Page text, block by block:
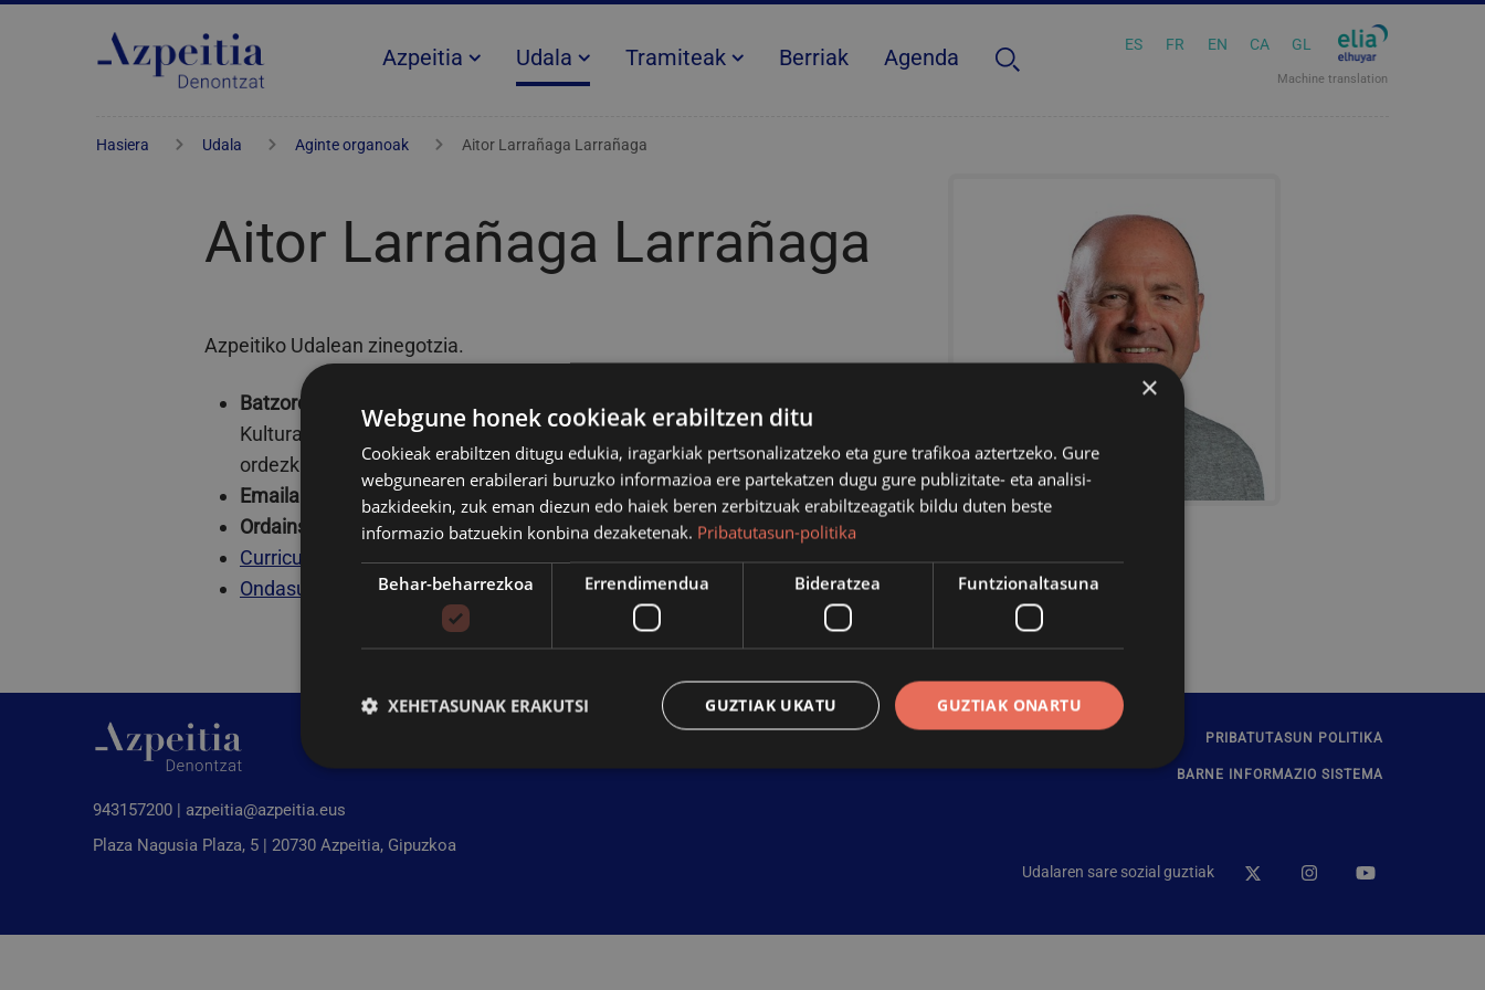
Azpeitia Udala Tramiteak Berriak Agenda ES FR EN CA GL
Machine translation
Hasiera Udala Aginte organoak Aitor Larrañaga Larrañaga
Aitor Larrañaga Larrañaga
Azpeitiko Udalean zinegotzia.
Batzordeburua
: Euskara eta Kultura batzordekidea. 1991tik 1999ra Udaleko
Kultura eta euskara zinegotzia izan da eta 2023a geroztik. Uemako
ordezkaria.
Emaila
ailarranaga@azpeitia.eus
Ordainsariak
: -
Curriculuma
(PDF)
Ondasunen eta aktibitate aitorpena
(PDF)
943157200 | azpeitia@azpeitia.eus
Plaza Nagusia Plaza, 5 | 20730 Azpeitia, Gipuzkoa
PRIBATUTASUN POLITIKA
BARNE INFORMAZIO SISTEMA
Udalaren sare sozial guztiak
×
Webgune honek cookieak erabiltzen ditu
Cookieak erabiltzen ditugu edukia, iragarkiak pertsonalizatzeko eta gure trafikoa aztertzeko. Gure
webgunearen erabilerari buruzko informazioa ere partekatzen dugu gure publizitate- eta analisi-
bazkideekin, zuk eman diezun edo haiek beren zerbitzuak erabiltzeagatik bildu duten beste
informazio batzuekin konbina dezaketenak. Pribatutasun-politika
Behar-beharrezkoa Errendimendua Bideratzea Funtzionaltasuna
GUZTIAK ONARTU
GUZTIAK UKATU
XEHETASUNAK ERAKUTSI
Behar-beharrezkoak diren cookiek webgunearen oinarrizko funtzionalitateak ahalbidetzen dituzte, esate baterako erabiltzaileen
saioa hastea eta kontuen kudeaketa. Webgunea ezin da behar bezala erabili guztiz beharrezkoak diren cookierik gabe.